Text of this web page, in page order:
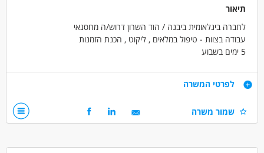
תיאור
לחברה בינלאומית ביבנה / הוד השרון דרוש/ה מחסנאי
עבודה בצוות - טיפול במלאים , ליקוט , הכנת הזמנות
5 ימים בשבוע
דרישות
זמינות מיידית
לפרטי המשרה
שמור משרה